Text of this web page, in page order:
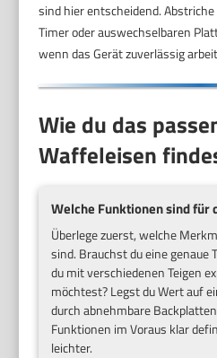
sind hier entscheidend.
Timer oder auswechselbaren
wenn das Gerät zuverlässig
Wie du das
Waffeleisen
Welche Funktionen sind für
Überlege zuerst, welche
sind. Brauchst du eine genaue
du mit verschiedenen Teigen
möchtest? Legst du Wert auf
durch abnehmbare
Funktionen im Voraus klar
leichter.